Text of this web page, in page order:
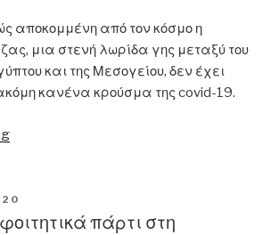
αποκομμένη από τον κόσμο η
μια στενή λωρίδα γης μεταξύ του
και της Μεσογείου, δεν έχει
κανένα κρούσμα της covid-19.
“«Αγαπητέ
πάει
η
πάρτι στη